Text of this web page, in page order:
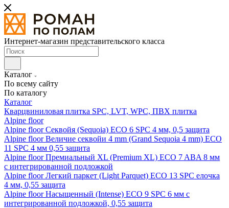
Интернет-магазин представительского класса
Каталог
По всему сайту
По каталогу
Каталог
Кварцвиниловая плитка SPC, LVT, WPC, ПВХ плитка
Alpine floor
Alpine floor Секвойя (Sequoia) ECO 6 SPC 4 мм, 0,5 защита
Alpine floor Величие секвойи 4 mm (Grand Sequoia 4 mm) ECO
11 SPC 4 мм 0,55 защита
Alpine floor Премиальный XL (Premium XL) ECO 7 ABA 8 мм
с интегрированной подложкой
Alpine floor Легкий паркет (Light Parquet) ECO 13 SPC елочка
4 мм, 0,55 защита
Alpine floor Насыщенный (Intense) ECO 9 SPC 6 мм с
интегрированной подложкой, 0,55 защита